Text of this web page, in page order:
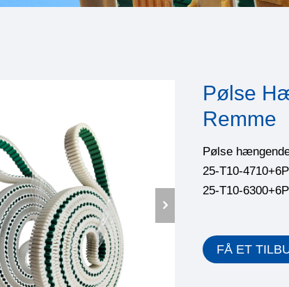
Pølse
Remme
Pølse
25-T10-
25-T10-
FÅ ET